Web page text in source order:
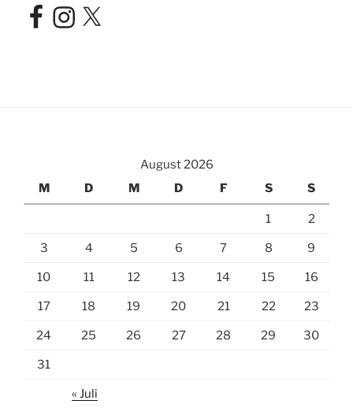
FacebookInstagram
X
August 2026
M
D M D F S S
1 2
3 4 5 6 7 8 9
10 11 12 13 14 15 16
17 18 19 20 21 22 23
24 25 26 27 28 29 30
31
« Juli